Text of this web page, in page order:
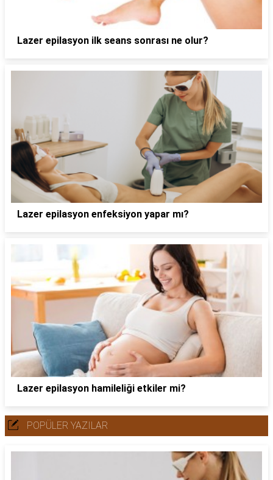
Lazer epilasyon ilk seans sonrası ne olur?
Lazer epilasyon enfeksiyon yapar mı?
Lazer epilasyon hamileliği etkiler mi?
POPÜLER YAZILAR